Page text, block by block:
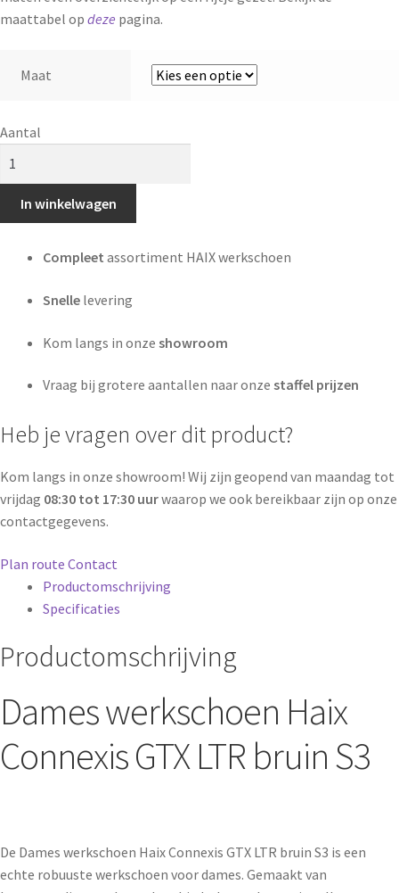
maattabel op deze pagina.
Maat
Aantal
In winkelwagen
Compleet assortiment HAIX werkschoen
Snelle levering
Kom langs in onze showroom
Vraag bij grotere aantallen naar onze staffel prijzen
Heb je vragen over dit product?
Kom langs in onze showroom! Wij zijn geopend van maandag tot
vrijdag 08:30 tot 17:30 uurwaarop we ook bereikbaar zijn op onze
contactgegevens.
Plan route Contact
Productomschrijving
Specificaties
Productomschrijving
Dames werkschoen Haix
Connexis GTX LTR bruin S3
De Dames werkschoen Haix Connexis GTX LTR bruin S3 is een
echte robuuste werkschoen voor dames. Gemaakt van